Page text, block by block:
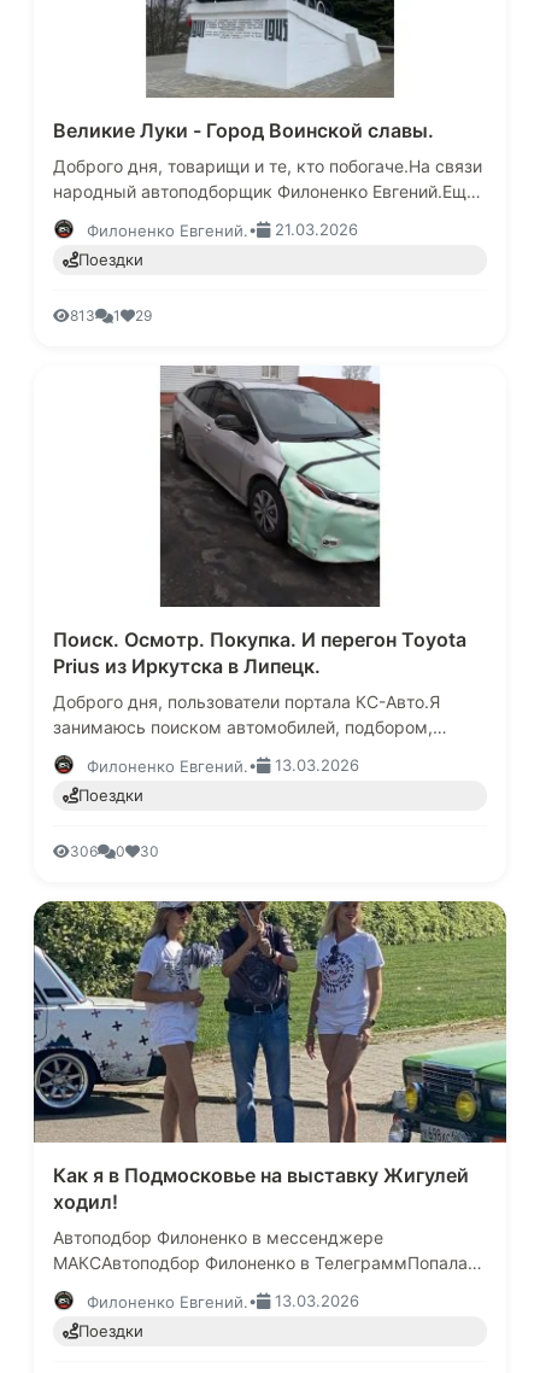
Великие Луки - Город Воинской славы.
Доброго дня, товарищи и те, кто побогаче.На связи
народный автоподборщик Филоненко Евгений.Еще
больше интересных историй в моем канале МАКС
там не только автомо…
Филоненко Евгений.•
21.03.2026
Поездки
813 1 29
Поиск. Осмотр. Покупка. И перегон Toyota
Prius из Иркутска в Липецк.
Доброго дня, пользователи портала КС-Авто.Я
занимаюсь поиском автомобилей, подбором,
осмотром, проверкой, торгом. В общем все, что
связано с покупкой авто. Эта …
Филоненко Евгений.•
13.03.2026
Поездки
306 0 30
Как я в Подмосковье на выставку Жигулей
ходил!
Автоподбор Филоненко в мессенджере
МАКСАвтоподбор Филоненко в ТелеграммПопалась
мне на глаза в интернете реклама, мол сходка
Жигулистов будет в ближайшие дни и …
Филоненко Евгений.•
13.03.2026
Поездки